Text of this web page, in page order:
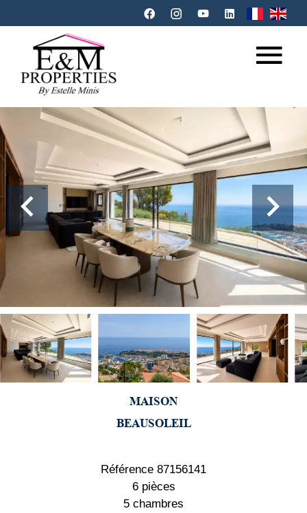
MAISON
BEAUSOLEIL
Référence 87156141
6 pièces
5 chambres